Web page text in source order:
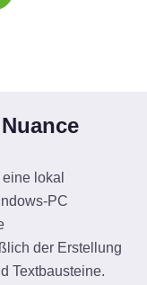
eine lokal
PC
der Erstellung
Textbausteine.